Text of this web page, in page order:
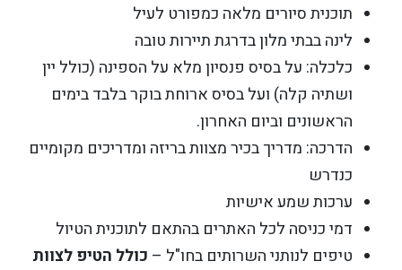
תוכנית סיורים מלאה כמפורט לעיל
לינה בבתי מלון בדרגת תיירות טובה
כלכלה: על בסיס פנסיון מלא על הספינה (כולל יין
ושתיה קלה) ועל בסיס ארוחת בוקר בלבד בימים
הראשונים וביום האחרון.
הדרכה: מדריך בכיר מצוות בריזה ומדריכים מקומיים
כנדרש
ערכות שמע אישיות
דמי כניסה לכל האתרים בהתאם לתוכנית הטיול
טיפים לנותני השרותים בחו"ל – כולל הטיפ לצוות